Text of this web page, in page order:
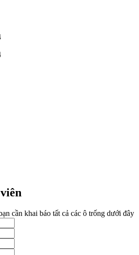
cần khai báo tất cả các ô trống dưới đây